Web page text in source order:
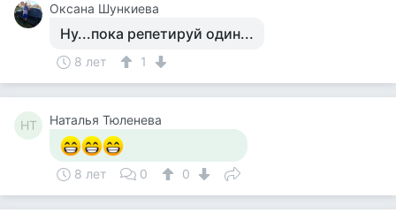
Оксана Шункиева
Ну...пока репетируй один...
8 лет 1
НТ Наталья Тюленева
8 лет 0 0